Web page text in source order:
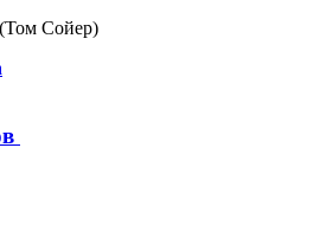
Сойер)